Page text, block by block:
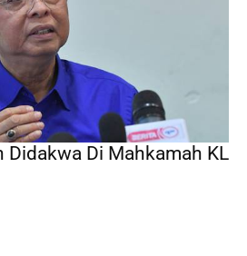
Didakwa Di Mahkamah KL